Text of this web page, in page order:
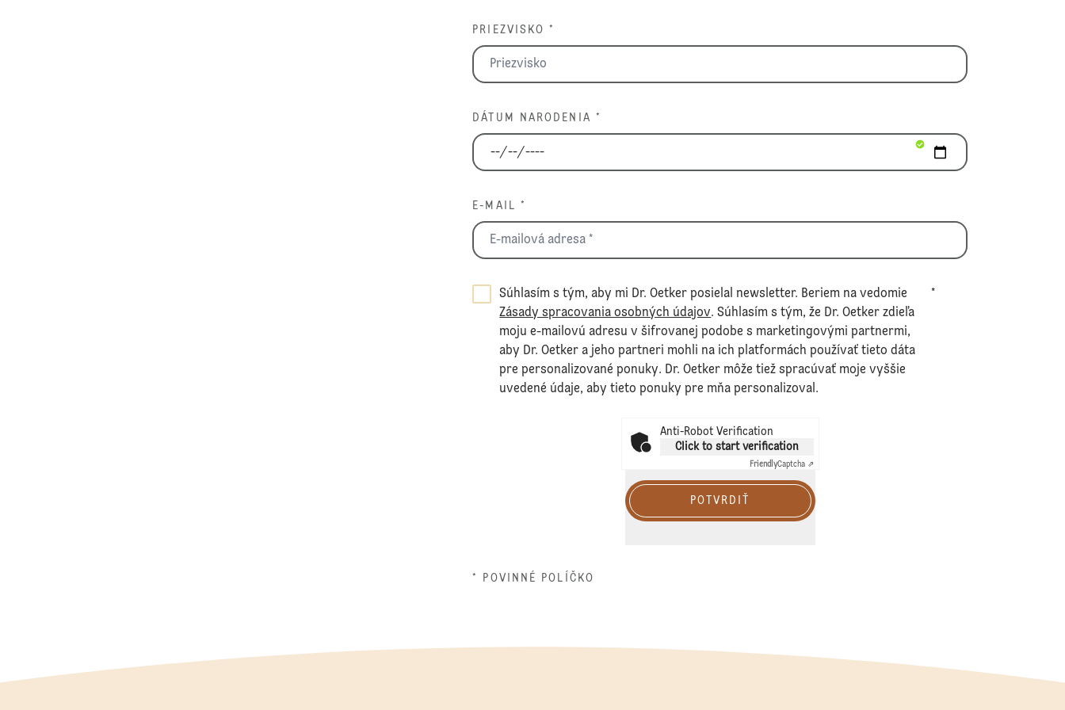
PRIEZVISKO *
DÁTUM NARODENIA *
E-MAIL *
Súhlasím s tým, aby mi Dr. Oetker posielal newsletter. Beriem na vedomie
Zásady spracovania osobných údajov. Súhlasím s tým, že Dr. Oetker zdieľa
moju e-mailovú adresu v šifrovanej podobe s marketingovými partnermi,
aby Dr. Oetker a jeho partneri mohli na ich platformách používať tieto dáta
pre personalizované ponuky. Dr. Oetker môže tiež spracúvať moje vyššie
uvedené údaje, aby tieto ponuky pre mňa personalizoval.
*
Anti-Robot Verification
Click to start verification
FriendlyCaptcha ⇗
POTVRDIŤ
* POVINNÉ POLÍČKO